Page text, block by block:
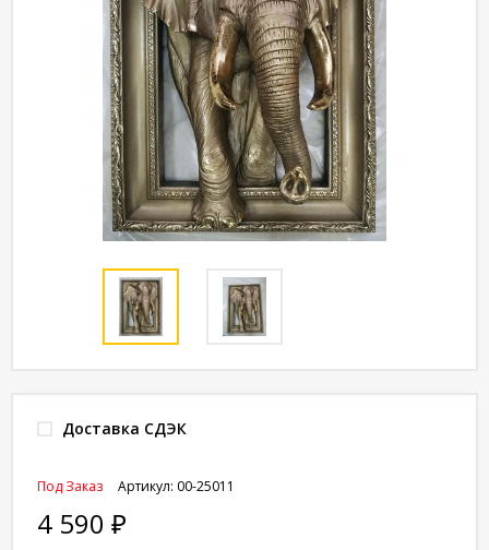
Доставка СДЭК
Артикул: 00-25011
Под Заказ
4 590 ₽